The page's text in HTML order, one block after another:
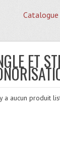
ET
a aucun produit